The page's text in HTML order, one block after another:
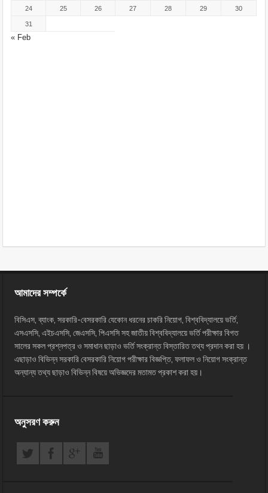
« Feb
24 25 26 27 28 29 30
31
আমাদের সম্পর্কে
বিসিএস, ব্যাংক, সরকারি-বেসরকারি যেকোন ধরনের চাকরি নিয়োগ, বিশ্ববিদ্যালয়ে ভর্তি,
এসএসসি, এইচএসসি, জেএসসি, পিএসসি সহ জাতীয় বিশ্ববিদ্যালয়ে ভর্তি পরীক্ষার বিগত
সালের সকল প্রশ্নপত্র ও সমাধান ছাড়াও ভর্তি সংক্রান্ত বিস্তারিত তথ্য প্রদান করা হয় ।
এছাড়াও বিভিন্ন সরকারি বেসরকারি নিয়োগ পরীক্ষার বিজ্ঞপ্তি, ফলাফল ও নিয়োগ সংক্রান্ত
অন্যান্য তথ্য ছাড়াও বিভিন্ন বিষয়ে অভিজ্ঞদের মতামত প্রকাশ করা হয়।
অনুসরণ করুন